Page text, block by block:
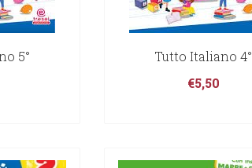
5°
Tutto Italiano 4°
€5,50